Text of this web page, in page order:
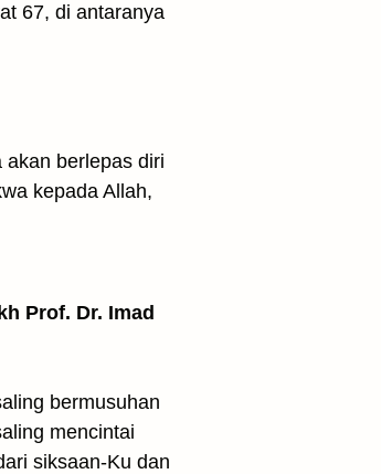
67, di antaranya
berlepas diri
kepada Allah,
Prof. Dr. Imad
bermusuhan
mencintai
siksaan-Ku dan